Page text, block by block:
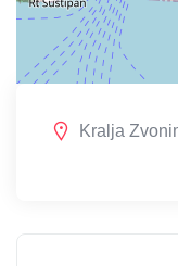
Kralja